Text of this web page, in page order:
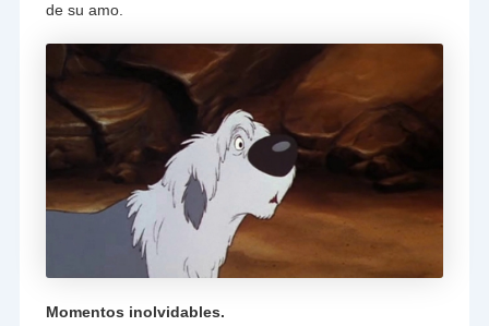
de su amo.
Momentos inolvidables.